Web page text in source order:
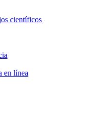
científicos
en línea